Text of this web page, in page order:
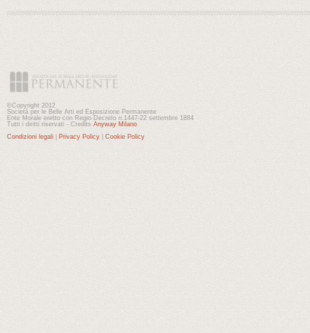
©Copyright 2012
Società per le Belle Arti ed Esposizione Permanente
Ente Morale eretto con Regio Decreto n.1447-22 settembre 1884
Tutti i diritti riservati - Credits Anyway Milano
Condizioni legali
Privacy Policy Cookie Policy